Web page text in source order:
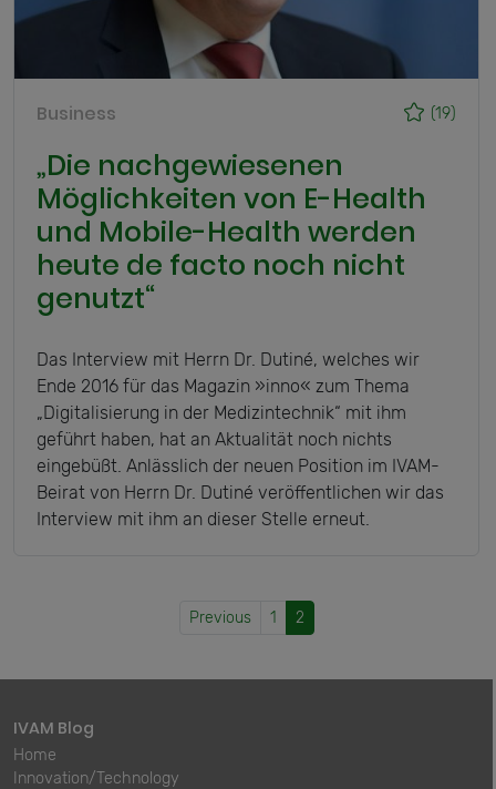
(19)
Business
„Die nachgewiesenen
Möglichkeiten von E-Health
und Mobile-Health werden
heute de facto noch nicht
genutzt“
Das Interview mit Herrn Dr. Dutiné, welches wir
Ende 2016 für das Magazin »inno« zum Thema
„Digitalisierung in der Medizintechnik“ mit ihm
geführt haben, hat an Aktualität noch nichts
eingebüßt. Anlässlich der neuen Position im IVAM-
Beirat von Herrn Dr. Dutiné veröffentlichen wir das
Interview mit ihm an dieser Stelle erneut.
Previous 1 2
IVAM Blog
Home
Innovation/Technology